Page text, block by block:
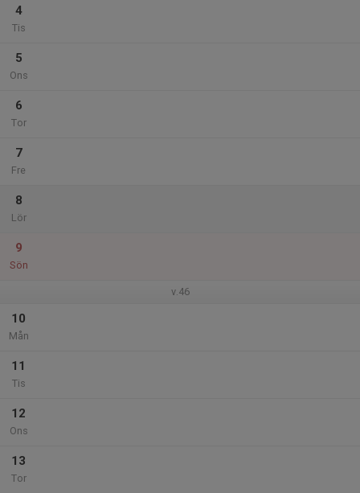
4
Tis
5
Ons
6
Tor
7
Fre
8
Lör
9
Sön
v.46
10
Mån
11
Tis
12
Ons
13
Tor